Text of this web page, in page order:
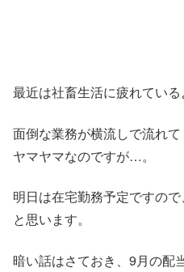
最近は社畜生活に疲れている
面倒な業務が横流しで流れ
ヤマヤマなのですが…。
明日は在宅勤務予定ですの
と思います。
暗い話はさておき、9月の配